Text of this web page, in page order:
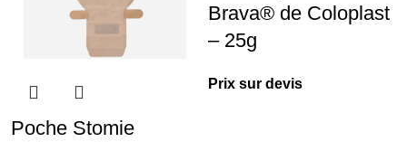
Poche Stomie
Brava® de Coloplast
– 25g
Prix sur devis